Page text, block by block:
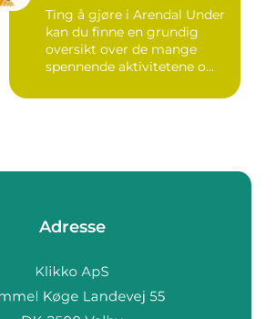
Ting å gjøre i Arendal Under
kan du finne en grundig
oversikt over de mange
spennende aktivitetene o...
Adresse